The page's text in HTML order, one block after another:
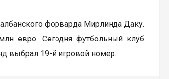
форварда Мирлинда Даку.
евро. Сегодня футбольный клуб
выбрал 19-й игровой номер.